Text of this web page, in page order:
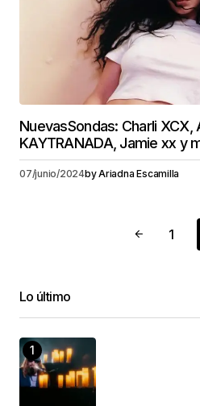
NuevasSondas: Charli XCX,
KAYTRANADA, Jamie xx y
07/junio/2024byAriadna Escamilla
1
Lo último